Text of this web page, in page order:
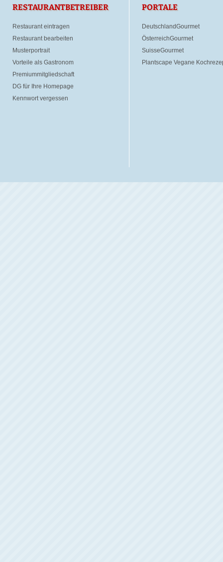
RESTAURANTBETREIBER
Restaurant eintragen
Restaurant bearbeiten
Musterportrait
Vorteile als Gastronom
Premiummitgliedschaft
DG für Ihre Homepage
Kennwort vergessen
PORTALE
DeutschlandGourmet
ÖsterreichGourmet
SuisseGourmet
Plantscape Vegane